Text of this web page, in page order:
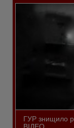
ГУР знищило